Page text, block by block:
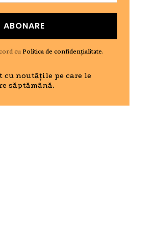
ABONARE
cuPolitica de confidențialitate.
cu noutățile pe care le
săptămână.